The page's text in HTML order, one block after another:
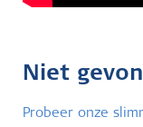
Niet
Probeer onze